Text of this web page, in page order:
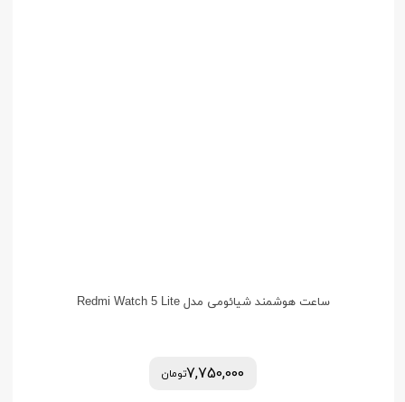
ساعت هوشمند شیائومی مدل Redmi Watch 5 Lite
7,750,000تومان